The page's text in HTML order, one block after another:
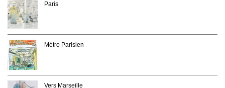
Paris
Métro Parisien
Vers Marseille